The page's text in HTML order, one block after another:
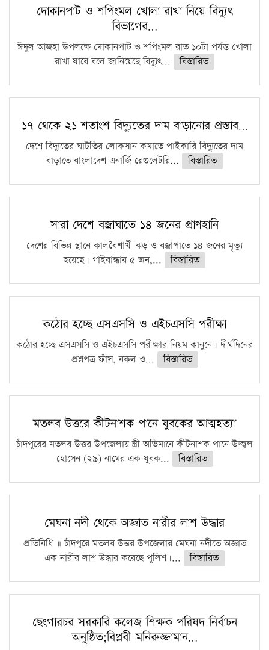
কঠোর হচ্ছে এসএসসি ও এইচএসসি পরীক্ষা
ফরিদগঞ্জে আগুনে পুড়লো ৬ ব্যবসা প্রতিষ্ঠান
দোকানপাট ও শপিংমল খোলা রাখা নিয়ে বিদ্যুৎ
বিভাগের…
ঈদুল আজহা উপলক্ষে দোকানপাট ও শপিংমল রাত ১০টা পর্যন্ত খোলা
রাখা যাবে বলে জানিয়েছে বিদ্যুৎ...
বিস্তারিত
১৭ থেকে ২১ শতাংশ বিদ্যুতের দাম বাড়ানোর প্রস্তাব…
দেশে বিদ্যুতের ঘাটতির লোকসান কমাতে পাইকারি বিদ্যুতের দাম
বাড়াতে বাংলাদেশ এনার্জি রেগুলেটরি...
বিস্তারিত
সারা দেশে বজ্রাঘাতে ১৪ জনের প্রাণহানি
দেশের বিভিন্ন স্থানে কালবৈশাখী ঝড় ও বজ্রাপাতে ১৪ জনের মৃত্যু
হয়েছে। গাইবান্ধায় ৫ জন,...
বিস্তারিত
কঠোর হচ্ছে এসএসসি ও এইচএসসি পরীক্ষা
কঠোর হচ্ছে এসএসসি ও এইচএসসি পরীক্ষার নিয়ম কানুনে। দীর্ঘদিনের
প্রশ্নপত্র ফাঁস, নকল ও...
বিস্তারিত
মতলব উত্তরে কীটনাশক পানে যুবকের আত্মহত্যা
চাঁদপুরের মতলব উত্তর উপজেলায় স্ত্রী অভিমানে কীটনাশক পানে উজ্জ্বল
হোসেন (২৯) নামের এক যুবক...
বিস্তারিত
মেঘনা নদী থেকে অজ্ঞাত নারীর লাশ উদ্ধার
প্রতিনিধি ॥ চাঁদপুরে মতলব উত্তর উপজেলার মেঘনা নদীতে অজ্ঞাত
এক নারীর লাশ উদ্ধার করেছে পুলিশ।...
বিস্তারিত
ছেংগারচর সরকারি কলেজ শিক্ষক পরিষদ নির্বাচন
অনুষ্ঠিত;বিপ্লবী মনিরুজ্জামান…